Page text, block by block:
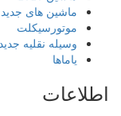
ماشین های جدید
موتورسیکلت
وسیله نقلیه جدید
یاماها
اطلاعات